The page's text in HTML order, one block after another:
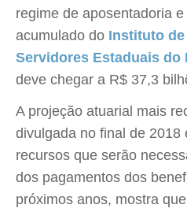
regime de aposentadoria
acumulado do Instituto
Servidores Estaduais do
deve chegar a R$ 37,3
A projeção atuarial mais
divulgada no final de 2018
recursos que serão
dos pagamentos dos
próximos anos, mostra